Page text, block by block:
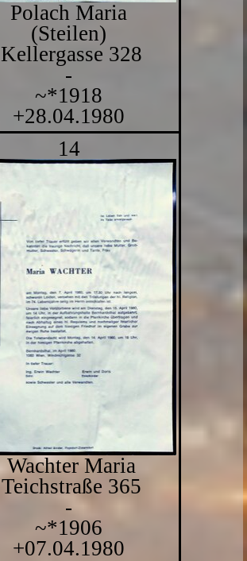
Polach Maria
(Steilen)
Kellergasse 328
-
~*1918
+28.04.1980
14
Wachter Maria
Teichstraße 365
-
~*1906
+07.04.1980